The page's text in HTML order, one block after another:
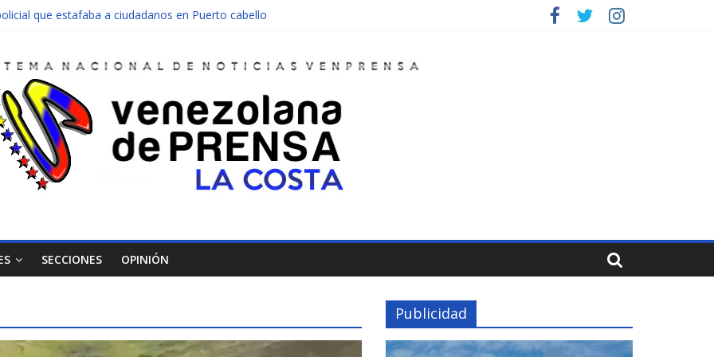
que estafaba a ciudadanos en Puerto cabello
abandonado de Chichiriviche
entre Colombia y Margarita el 27 de junio
SECCIONES OPINIÓN
Publicidad